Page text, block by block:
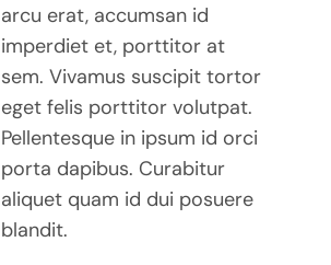
arcu erat, accumsan id
imperdiet et, porttitor at
sem. Vivamus suscipit tortor
eget felis porttitor volutpat.
Pellentesque in ipsum id orci
porta dapibus. Curabitur
aliquet quam id dui posuere
blandit.